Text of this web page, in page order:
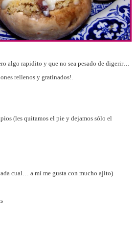
algo rapidito y que no sea pesado de digerir…
rellenos y gratinados!.
(les quitamos el pie y dejamos sólo el
cual… a mí me gusta con mucho ajito)